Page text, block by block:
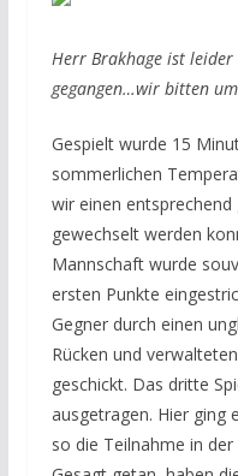
Herr Brakhage ist
gegangen…wir bitten
Gespielt wurde 15
sommerlichen
wir einen
gewechselt werden
Mannschaft wurde
ersten Punkte
Gegner durch einen
Rücken und
geschickt. Das dritte
ausgetragen. Hier ging
so die Teilnahme in